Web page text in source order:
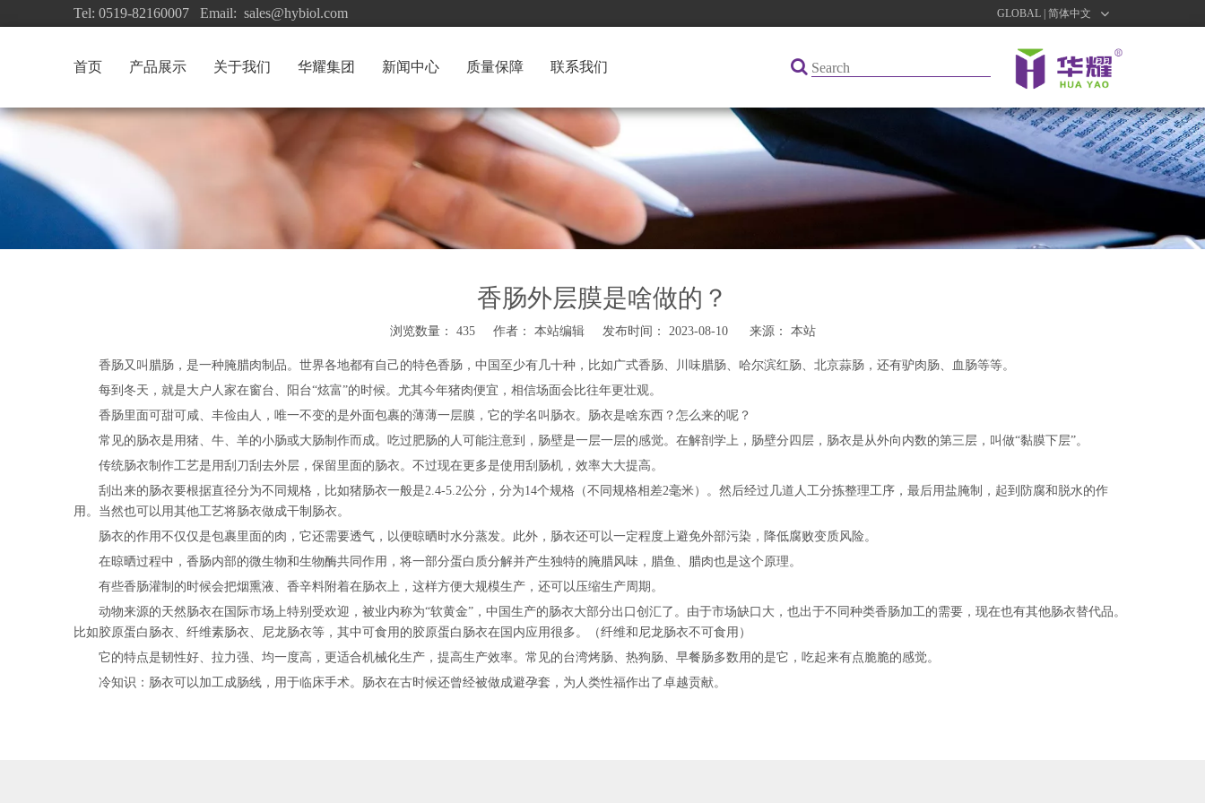
Tel: 0519-82160007 Email: sales@hybiol.com GLOBAL | 简体中文
首页 产品展示 关于我们 华耀集团 新闻中心 质量保障 联系我们
香肠外层膜是啥做的？
浏览数量： 435作者： 本站编辑 发布时间： 2023-08-10 来源： 本站
香肠又叫腊肠，是一种腌腊肉制品。世界各地都有自己的特色香肠，中国至少有几十种，比如广式香肠、川味腊肠、哈尔滨红肠、北京蒜肠，还有驴肉肠、血肠等等。
每到冬天，就是大户人家在窗台、阳台“炫富”的时候。尤其今年猪肉便宜，相信场面会比往年更壮观。
香肠里面可甜可咸、丰俭由人，唯一不变的是外面包裹的薄薄一层膜，它的学名叫肠衣。肠衣是啥东西？怎么来的呢？
常见的肠衣是用猪、牛、羊的小肠或大肠制作而成。吃过肥肠的人可能注意到，肠壁是一层一层的感觉。在解剖学上，肠壁分四层，肠衣是从外向内数的第三层，叫做“黏膜下层”。
传统肠衣制作工艺是用刮刀刮去外层，保留里面的肠衣。不过现在更多是使用刮肠机，效率大大提高。
刮出来的肠衣要根据直径分为不同规格，比如猪肠衣一般是2.4-5.2公分，分为14个规格（不同规格相差2毫米）。然后经过几道人工分拣整理工序，最后用盐腌制，起到防腐和脱水的作
用。当然也可以用其他工艺将肠衣做成干制肠衣。
肠衣的作用不仅仅是包裹里面的肉，它还需要透气，以便晾晒时水分蒸发。此外，肠衣还可以一定程度上避免外部污染，降低腐败变质风险。
在晾晒过程中，香肠内部的微生物和生物酶共同作用，将一部分蛋白质分解并产生独特的腌腊风味，腊鱼、腊肉也是这个原理。
有些香肠灌制的时候会把烟熏液、香辛料附着在肠衣上，这样方便大规模生产，还可以压缩生产周期。
动物来源的天然肠衣在国际市场上特别受欢迎，被业内称为“软黄金”，中国生产的肠衣大部分出口创汇了。由于市场缺口大，也出于不同种类香肠加工的需要，现在也有其他肠衣替代品。
比如胶原蛋白肠衣、纤维素肠衣、尼龙肠衣等，其中可食用的胶原蛋白肠衣在国内应用很多。（纤维和尼龙肠衣不可食用）
它的特点是韧性好、拉力强、均一度高，更适合机械化生产，提高生产效率。常见的台湾烤肠、热狗肠、早餐肠多数用的是它，吃起来有点脆脆的感觉。
冷知识：肠衣可以加工成肠线，用于临床手术。肠衣在古时候还曾经被做成避孕套，为人类性福作出了卓越贡献。